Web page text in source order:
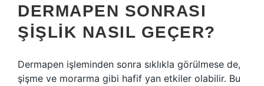
DERMAPEN SONRASI
ŞIŞLIK NASIL GEÇER?
Dermapen işleminden sonra sıklıkla görülmese de,
şişme ve morarma gibi hafif yan etkiler olabilir. Bu